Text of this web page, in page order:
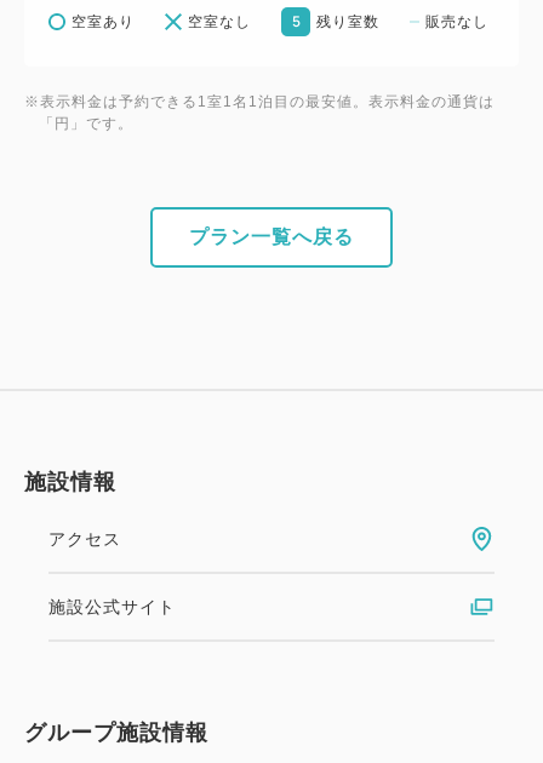
空室あり 空室なし 5 残り室数 販売なし
※表示料金は予約できる1室1名1泊目の最安値。表示料金の通貨は
「円」です。
プラン一覧へ戻る
施設情報
アクセス
施設公式サイト
グループ施設情報